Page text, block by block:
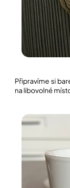
Připravíme si
na libovolné